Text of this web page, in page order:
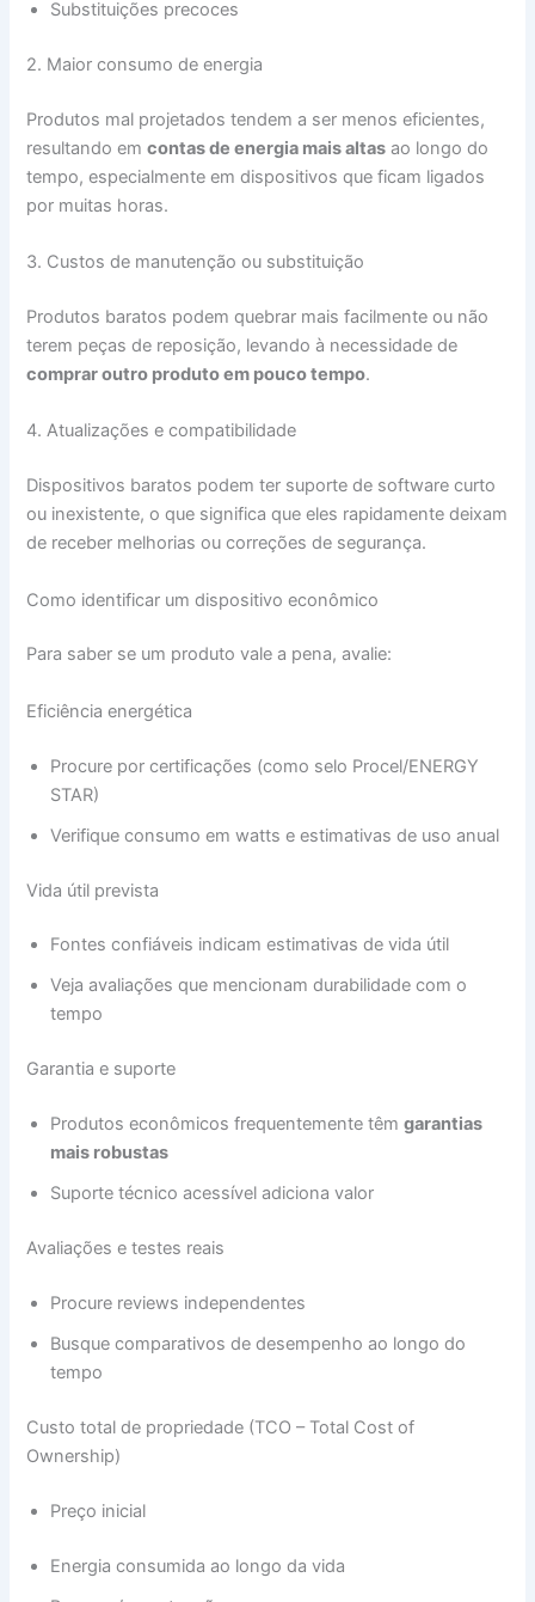
Substituições precoces
2. Maior consumo de energia
Produtos mal projetados tendem a ser menos eficientes,
resultando emcontas de energia mais altas ao longo do
tempo, especialmente em dispositivos que ficam ligados
por muitas horas.
3. Custos de manutenção ou substituição
Produtos baratos podem quebrar mais facilmente ou não
terem peças de reposição, levando à necessidade de
comprar outro produto em pouco tempo.
4. Atualizações e compatibilidade
Dispositivos baratos podem ter suporte de software curto
ou inexistente, o que significa que eles rapidamente deixam
de receber melhorias ou correções de segurança.
Como identificar um dispositivo econômico
Para saber se um produto vale a pena, avalie:
Eficiência energética
Procure por certificações (como selo Procel/ENERGY
STAR)
Verifique consumo em watts e estimativas de uso anual
Vida útil prevista
Fontes confiáveis indicam estimativas de vida útil
Veja avaliações que mencionam durabilidade com o
tempo
Garantia e suporte
Produtos econômicos frequentemente têmgarantias
mais robustas
Suporte técnico acessível adiciona valor
Avaliações e testes reais
Procure reviews independentes
Busque comparativos de desempenho ao longo do
tempo
Custo total de propriedade (TCO – Total Cost of
Ownership)
Preço inicial
Energia consumida ao longo da vida